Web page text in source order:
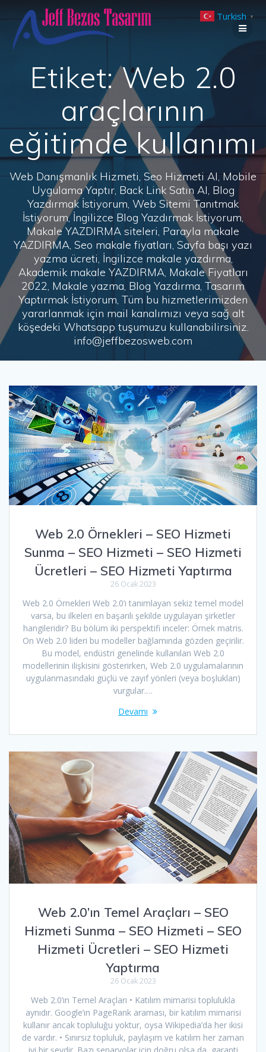
to
Etiket:Web 2.0
araçlarının
eğitimde kullanımı
Web Danışmanlık Hizmeti, Seo Hizmeti Al, Mobile
Uygulama Yaptır, Back Link Satın Al, Blog
Yazdırmak İstiyorum, Web Sitemi Tanıtmak
İstiyorum, İngilizce Blog Yazdırmak İstiyorum,
Makale YAZDIRMA siteleri, Parayla makale
YAZDIRMA, Seo makale fiyatları, Sayfa başı yazı
yazma ücreti, İngilizce makale yazdırma,
Akademik makale YAZDIRMA, Makale Fiyatları
2022, Makale yazma, Blog Yazdırma, Tasarım
Yaptırmak İstiyorum, Tüm bu hizmetlerimizden
yararlanmak için mail kanalımızı veya sağ alt
köşedeki Whatsapp tuşumuzu kullanabilirsiniz.
info@jeffbezosweb.com
Web 2.0 Örnekleri – SEO Hizmeti
Sunma – SEO Hizmeti – SEO Hizmeti
Ücretleri – SEO Hizmeti Yaptırma
26 Ocak 2023
Web 2.0 Örnekleri Web 2.0’ı tanımlayan sekiz temel model
varsa, bu ilkeleri en başarılı şekilde uygulayan şirketler
hangileridir? Bu bölüm iki perspektifi inceler: Örnek matris.
On Web 2.0 lideri bu modeller bağlamında gözden geçirilir.
Bu model, endüstri genelinde kullanılan Web 2.0
modellerinin ilişkisini gösterirken, Web 2.0 uygulamalarının
uygulanmasındaki güçlü ve zayıf yönleri (veya boşlukları)
vurgular.…
Devamı
Web 2.0’ın Temel Araçları – SEO
Hizmeti Sunma – SEO Hizmeti – SEO
Hizmeti Ücretleri – SEO Hizmeti
Yaptırma
26 Ocak 2023
Web 2.0’ın Temel Araçları • Katılım mimarisi toplulukla
aynıdır. Google’ın PageRank araması, bir katılım mimarisi
kullanır ancak topluluğu yoktur, oysa Wikipedia’da her ikisi
de vardır. • Sınırsız topluluk, paylaşım ve katılım her zaman
Turkish ▼